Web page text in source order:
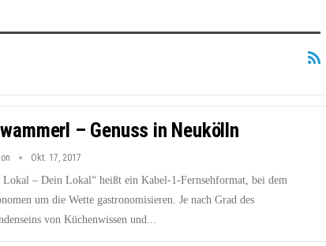
– Genuss in Neukölln
Okt. 17, 2017
Lokal – Dein Lokal“ heißt ein Kabel-1-Fernsehformat, bei dem
um die Wette gastronomisieren. Je nach Grad des
von Küchenwissen und...